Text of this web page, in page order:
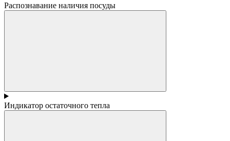
Распознавание наличия посуды
Индикатор остаточного тепла